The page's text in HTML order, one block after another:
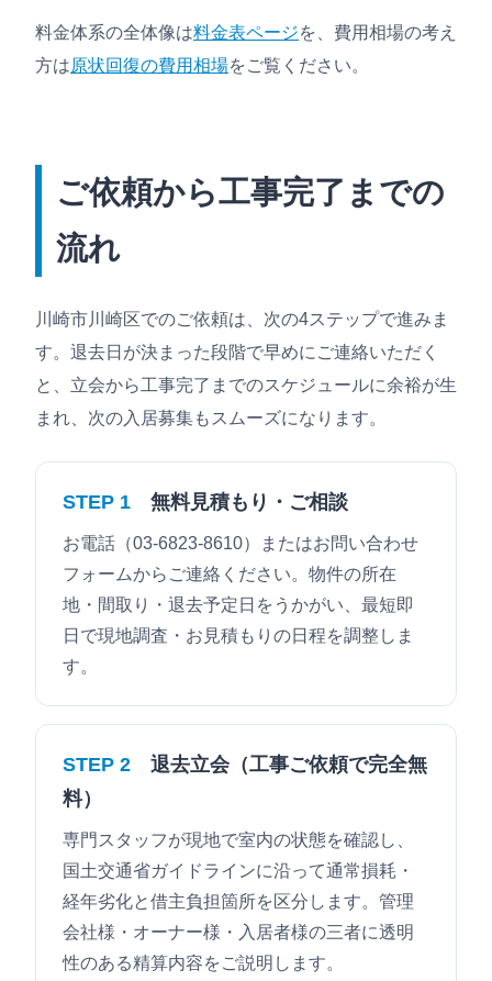
料金体系の全体像は料金表ページを、費用相場の考え
方は原状回復の費用相場をご覧ください。
ご依頼から工事完了までの
流れ
川崎市川崎区でのご依頼は、次の4ステップで進みま
す。退去日が決まった段階で早めにご連絡いただく
と、立会から工事完了までのスケジュールに余裕が生
まれ、次の入居募集もスムーズになります。
STEP 1 無料見積もり・ご相談
お電話（03-6823-8610）またはお問い合わせ
フォームからご連絡ください。物件の所在
地・間取り・退去予定日をうかがい、最短即
日で現地調査・お見積もりの日程を調整しま
す。
STEP 2 退去立会（工事ご依頼で完全無
料）
専門スタッフが現地で室内の状態を確認し、
国土交通省ガイドラインに沿って通常損耗・
経年劣化と借主負担箇所を区分します。管理
会社様・オーナー様・入居者様の三者に透明
性のある精算内容をご説明します。